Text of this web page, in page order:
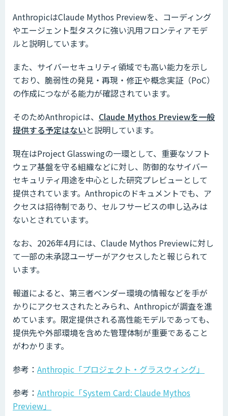
AnthropicはClaude Mythos Previewを、コーディング
やエージェント型タスクに強い汎用フロンティアモデ
ルと説明しています。
また、サイバーセキュリティ領域でも高い能力を示し
ており、脆弱性の発見・再現・修正や概念実証（PoC）
の作成につながる能力が確認されています。
そのためAnthropicは、 Claude Mythos Previewを一般
提供する予定はないと説明しています。
現在はProject Glasswingの一環として、重要なソフト
ウェア基盤を守る組織などに対し、防御的なサイバー
セキュリティ用途を中心とした研究プレビューとして
提供されています。Anthropicのドキュメントでも、ア
クセスは招待制であり、セルフサービスの申し込みは
ないとされています。
なお、2026年4月には、Claude Mythos Previewに対し
て一部の未承認ユーザーがアクセスしたと報じられて
います。
報道によると、第三者ベンダー環境の情報などを手が
かりにアクセスされたとみられ、Anthropicが調査を進
めています。限定提供される高性能モデルであっても、
提供先や外部環境を含めた管理体制が重要であること
がわかります。
参考： Anthropic「プロジェクト・グラスウィング」
参考： Anthropic「System Card: Claude Mythos
Preview」